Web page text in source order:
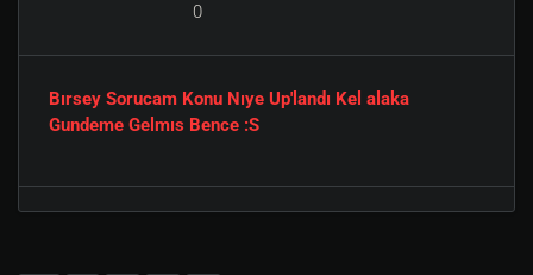
0
Bırsey Sorucam Konu Nıye Up'landı Kel alaka
Gundeme Gelmıs Bence :S